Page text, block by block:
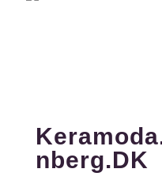
nberg.DK